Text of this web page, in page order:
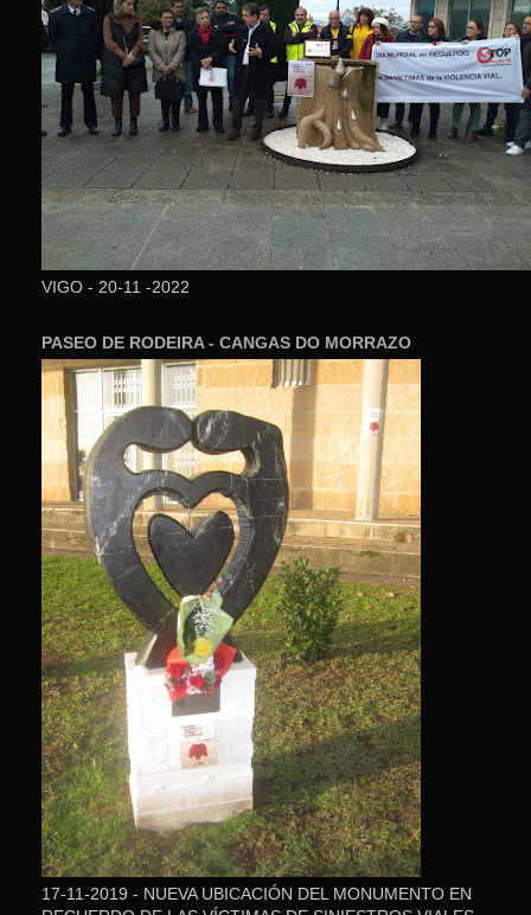
VIGO - 20-11 -2022
PASEO DE RODEIRA - CANGAS DO MORRAZO
17-11-2019 - NUEVA UBICACIÓN DEL MONUMENTO EN